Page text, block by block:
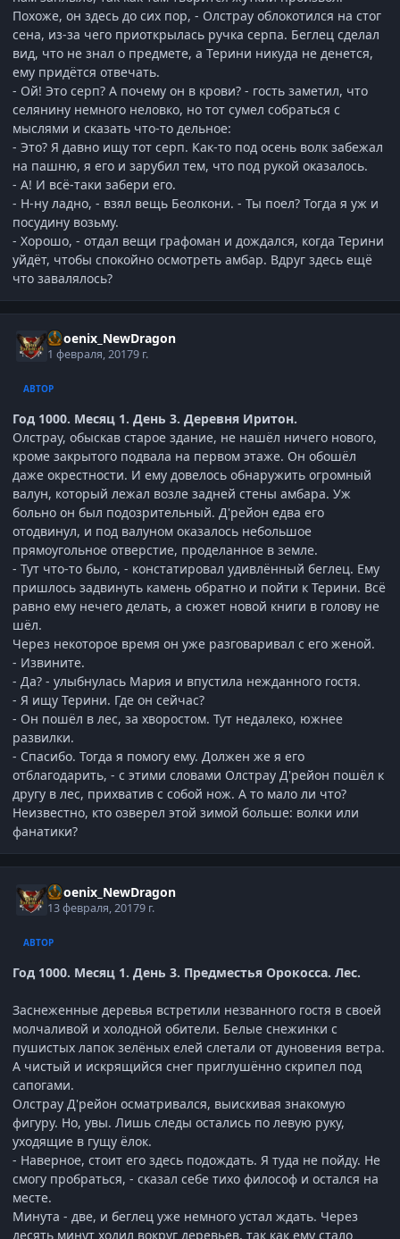
Похоже, он здесь до сих пор, - Олстрау облокотился на стог
сена, из-за чего приоткрылась ручка серпа. Беглец сделал
вид, что не знал о предмете, а Терини никуда не денется,
ему придётся отвечать.
- Ой! Это серп? А почему он в крови? - гость заметил, что
селянину немного неловко, но тот сумел собраться с
мыслями и сказать что-то дельное:
- Это? Я давно ищу тот серп. Как-то под осень волк забежал
на пашню, я его и зарубил тем, что под рукой оказалось.
- А! И всё-таки забери его.
- Н-ну ладно, - взял вещь Беолкони. - Ты поел? Тогда я уж и
посудину возьму.
- Хорошо, - отдал вещи графоман и дождался, когда Терини
уйдёт, чтобы спокойно осмотреть амбар. Вдруг здесь ещё
что завалялось?
Phoenix_NewDragon
1 февраля, 20179 г.
АВТОР
Год 1000. Месяц 1. День 3. Деревня Иритон.
Олстрау, обыскав старое здание, не нашёл ничего нового,
кроме закрытого подвала на первом этаже. Он обошёл
даже окрестности. И ему довелось обнаружить огромный
валун, который лежал возле задней стены амбара. Уж
больно он был подозрительный. Д'рейон едва его
отодвинул, и под валуном оказалось небольшое
прямоугольное отверстие, проделанное в земле.
- Тут что-то было, - констатировал удивлённый беглец. Ему
пришлось задвинуть камень обратно и пойти к Терини. Всё
равно ему нечего делать, а сюжет новой книги в голову не
шёл.
Через некоторое время он уже разговаривал с его женой.
- Извините.
- Да? - улыбнулась Мария и впустила нежданного гостя.
- Я ищу Терини. Где он сейчас?
- Он пошёл в лес, за хворостом. Тут недалеко, южнее
развилки.
- Спасибо. Тогда я помогу ему. Должен же я его
отблагодарить, - с этими словами Олстрау Д'рейон пошёл к
другу в лес, прихватив с собой нож. А то мало ли что?
Неизвестно, кто озверел этой зимой больше: волки или
фанатики?
Phoenix_NewDragon
13 февраля, 20179 г.
АВТОР
Год 1000. Месяц 1. День 3. Предместья Орокосса. Лес.
Заснеженные деревья встретили незванного гостя в своей
молчаливой и холодной обители. Белые снежинки с
пушистых лапок зелёных елей слетали от дуновения ветра.
А чистый и искрящийся снег приглушённо скрипел под
сапогами.
Олстрау Д'рейон осматривался, выискивая знакомую
фигуру. Но, увы. Лишь следы остались по левую руку,
уходящие в гущу ёлок.
- Наверное, стоит его здесь подождать. Я туда не пойду. Не
смогу пробраться, - сказал себе тихо философ и остался на
месте.
Минута - две, и беглец уже немного устал ждать. Через
десять минут ходил вокруг деревьев, так как ему стало